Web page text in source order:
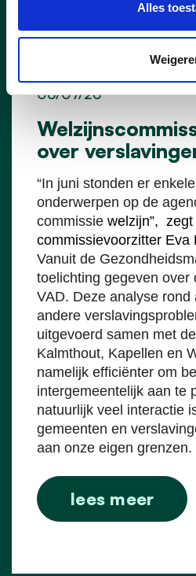
Alles
over
06/07/26
“In juni stonden er
onderwerpen op de
commissie welzijn”, zegt
commissievoorzitter Eva
Vanuit de
toelichting gegeven over
VAD. Deze analyse rond
andere
uitgevoerd samen met
Kalmthout, Kapellen en
namelijk efficiënter om
intergemeentelijk aan te
natuurlijk veel interactie
gemeenten en
aan onze eigen grenzen.
lees meer